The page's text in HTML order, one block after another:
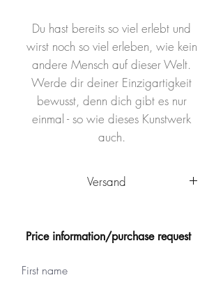
Du hast bereits so viel erlebt und
wirst noch so viel erleben, wie kein
andere Mensch auf dieser Welt.
Werde dir deiner Einzigartigkeit
bewusst, denn dich gibt es nur
einmal - so wie dieses Kunstwerk
auch.
Versand
versandkostenfreiverschickt. Es
Ankunft sofort aufgehängt werden.
Price information/purchase request
First name